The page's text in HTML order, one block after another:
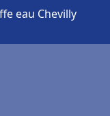
eau Chevilly